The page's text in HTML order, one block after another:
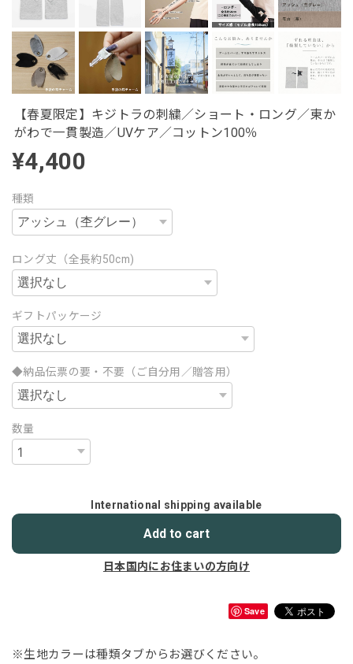
【春夏限定】キジトラの刺繍／ショート・ロング／東か
がわで一貫製造／UVケア／コットン100％
¥4,400
種類
ロング丈（全長約50cm)
ギフトパッケージ
◆納品伝票の要・不要（ご自分用／贈答用）
数量
International shipping available
Add to cart
日本国内にお住まいの方向け
Save
※生地カラーは種類タブからお選びください。